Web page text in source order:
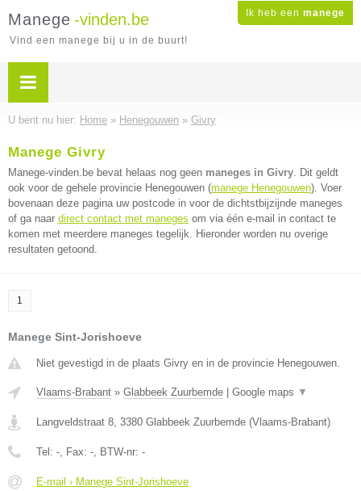
Ik heb een manege
Manege -vinden.be
Vind een manege bij u in de buurt!
U bent nu hier: Home » Henegouwen » Givry
Manege Givry
Manege-vinden.be bevat helaas nog geen maneges in Givry. Dit geldt
ook voor de gehele provincie Henegouwen (manege Henegouwen). Voer
bovenaan deze pagina uw postcode in voor de dichtstbijzijnde maneges
of ga naar direct contact met maneges om via één e-mail in contact te
komen met meerdere maneges tegelijk. Hieronder worden nu overige
resultaten getoond.
1
Manege Sint-Jorishoeve
Niet gevestigd in de plaats Givry en in de provincie Henegouwen.
Vlaams-Brabant » Glabbeek Zuurbemde Google maps ▼
Langveldstraat 8, 3380 Glabbeek Zuurbemde (Vlaams-Brabant)
Tel: -, Fax: -, BTW-nr: -
E-mail › Manege Sint-Jorishoeve